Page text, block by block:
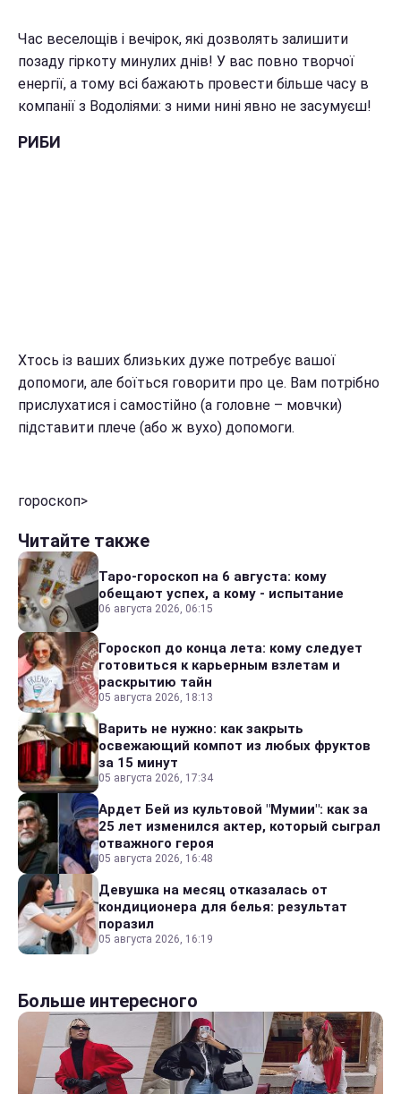
Час веселощів і вечірок, які дозволять залишити
позаду гіркоту минулих днів! У вас повно творчої
енергії, а тому всі бажають провести більше часу в
компанії з Водоліями: з ними нині явно не засумуєш!
РИБИ
Хтось із ваших близьких дуже потребує вашої
допомоги, але боїться говорити про це. Вам потрібно
прислухатися і самостійно (а головне – мовчки)
підставити плече (або ж вухо) допомоги.
гороскоп>
Читайте также
Таро-гороскоп на 6 августа: кому
обещают успех, а кому - испытание
06 августа 2026, 06:15
Гороскоп до конца лета: кому следует
готовиться к карьерным взлетам и
раскрытию тайн
05 августа 2026, 18:13
Варить не нужно: как закрыть
освежающий компот из любых фруктов
за 15 минут
05 августа 2026, 17:34
Ардет Бей из культовой "Мумии": как за
25 лет изменился актер, который сыграл
отважного героя
05 августа 2026, 16:48
Девушка на месяц отказалась от
кондиционера для белья: результат
поразил
05 августа 2026, 16:19
Больше интересного